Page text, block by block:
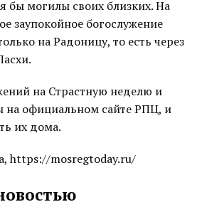
бы могилы своих близких. На
заупокойное богослужение
на Радоницу, то есть через
на Страстную неделю и
на официальном сайте РПЦ, и
их дома.
https://mosregtoday.ru/